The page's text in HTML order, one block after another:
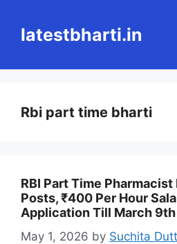
contentlatestbharti.in
Rbi part time bharti
RBI Part Time
Posts, ₹400 Per Hour
Application Till March 9th
May 1, 2026 by Suchita